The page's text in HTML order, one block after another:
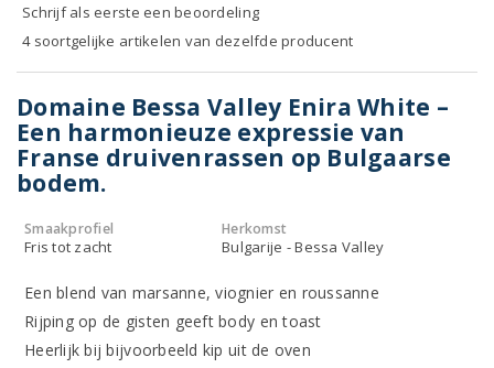
Schrijf als eerste een beoordeling
4 soortgelijke artikelen van dezelfde producent
Domaine Bessa Valley Enira White –
Een harmonieuze expressie van
Franse druivenrassen op Bulgaarse
bodem.
Smaakprofiel
Fris tot zacht
Herkomst
Bulgarije - Bessa Valley
Een blend van marsanne, viognier en roussanne
Rijping op de gisten geeft body en toast
Heerlijk bij bijvoorbeeld kip uit de oven